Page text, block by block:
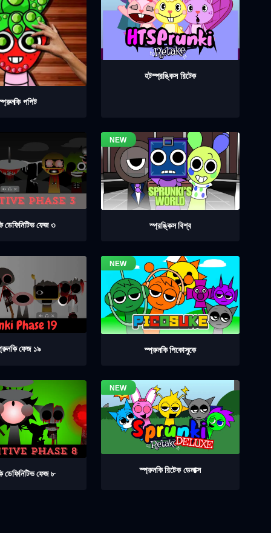
পপিট
হটস্প্রঙ্কিস রিটেক
ডেফিনিটিভ ফেজ ৩ স্প্রঙ্কিস বিশ্ব
ফেজ ১৯ স্প্রুনকি পিকোসুকে
ডেফিনিটিভ ফেজ ৮ স্প্রুনকি রিটেক ডেলাক্স